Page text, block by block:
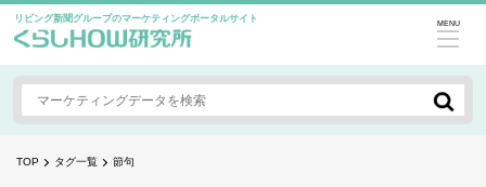
リビング新聞グループのマーケティングポータルサイト MENU
TOP タグ一覧 節句